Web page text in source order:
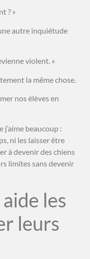
? »
autre inquiétude
violent. »
la même chose.
nos élèves en
beaucoup :
ni les laisser être
à devenir des chiens
limites sans devenir
les
leurs